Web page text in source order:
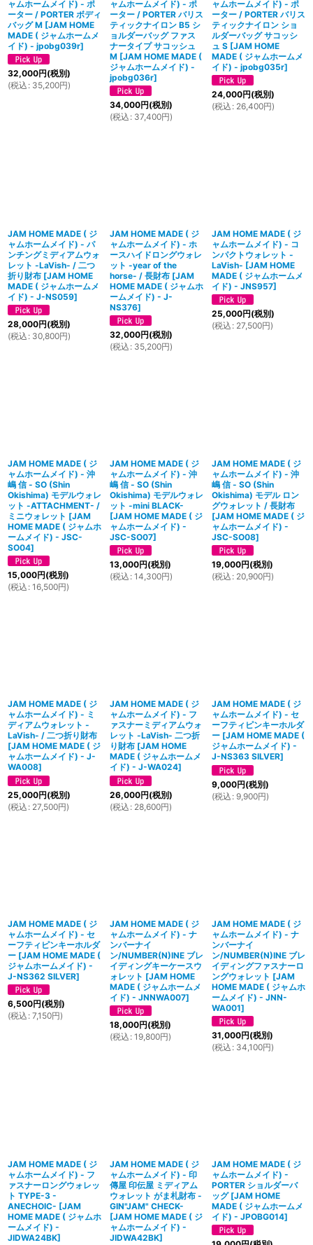
ャムホームメイド) - ポ
ーター / PORTER ボディ
バッグ M [JAM HOME
MADE ( ジャムホームメ
イド) - jpobg039r]
32,000円(税別)
(税込 : 35,200円)
ャムホームメイド) - ポ
ーター / PORTER バリス
ティックナイロン B5 シ
ョルダーバッグ ファス
ナータイプ サコッシュ
M [JAM HOME MADE (
ジャムホームメイド) -
jpobg036r]
34,000円(税別)
(税込 : 37,400円)
ャムホームメイド) - ポ
ーター / PORTER バリス
ティックナイロン ショ
ルダーバッグ サコッシ
ュ S [JAM HOME
MADE ( ジャムホームメ
イド) - jpobg035r]
24,000円(税別)
(税込 : 26,400円)
JAM HOME MADE ( ジ
ャムホームメイド) - パ
ンチングミディアムウォ
レット -LaVish- / 二つ
折り財布 [JAM HOME
MADE ( ジャムホームメ
イド) - J-NS059]
28,000円(税別)
(税込 : 30,800円)
JAM HOME MADE ( ジ
ャムホームメイド) - ホ
ースハイドロングウォレ
ット -year of the
horse- / 長財布 [JAM
HOME MADE ( ジャムホ
ームメイド) - J-
NS376]
32,000円(税別)
(税込 : 35,200円)
JAM HOME MADE ( ジ
ャムホームメイド) - コ
ンパクトウォレット -
LaVish- [JAM HOME
MADE ( ジャムホームメ
イド) - JNS957]
25,000円(税別)
(税込 : 27,500円)
JAM HOME MADE ( ジ
ャムホームメイド) - 沖
嶋 信 - SO (Shin
Okishima) モデルウォレ
ット -ATTACHMENT- /
ミニウォレット [JAM
HOME MADE ( ジャムホ
ームメイド) - JSC-
SO04]
15,000円(税別)
(税込 : 16,500円)
JAM HOME MADE ( ジ
ャムホームメイド) - 沖
嶋 信 - SO (Shin
Okishima) モデルウォレ
ット -mini BLACK-
[JAM HOME MADE ( ジ
ャムホームメイド) -
JSC-SO07]
13,000円(税別)
(税込 : 14,300円)
JAM HOME MADE ( ジ
ャムホームメイド) - 沖
嶋 信 - SO (Shin
Okishima) モデル ロン
グウォレット / 長財布
[JAM HOME MADE ( ジ
ャムホームメイド) -
JSC-SO08]
19,000円(税別)
(税込 : 20,900円)
JAM HOME MADE ( ジ
ャムホームメイド) - ミ
ディアムウォレット -
LaVish- / 二つ折り財布
[JAM HOME MADE ( ジ
ャムホームメイド) - J-
WA008]
25,000円(税別)
(税込 : 27,500円)
JAM HOME MADE ( ジ
ャムホームメイド) - フ
ァスナーミディアムウォ
レット -LaVish- 二つ折
り財布 [JAM HOME
MADE ( ジャムホームメ
イド) - J-WA024]
26,000円(税別)
(税込 : 28,600円)
JAM HOME MADE ( ジ
ャムホームメイド) - セ
ーフティピンキーホルダ
ー [JAM HOME MADE (
ジャムホームメイド) -
J-NS363 SILVER]
9,000円(税別)
(税込 : 9,900円)
JAM HOME MADE ( ジ
ャムホームメイド) - セ
ーフティピンキーホルダ
ー [JAM HOME MADE (
ジャムホームメイド) -
J-NS362 SILVER]
6,500円(税別)
(税込 : 7,150円)
JAM HOME MADE ( ジ
ャムホームメイド) - ナ
ンバーナイ
ン/NUMBER(N)INE ブレ
イディングキーケースウ
ォレット [JAM HOME
MADE ( ジャムホームメ
イド) - JNNWA007]
18,000円(税別)
(税込 : 19,800円)
JAM HOME MADE ( ジ
ャムホームメイド) - ナ
ンバーナイ
ン/NUMBER(N)INE ブレ
イディングファスナーロ
ングウォレット [JAM
HOME MADE ( ジャムホ
ームメイド) - JNN-
WA001]
31,000円(税別)
(税込 : 34,100円)
JAM HOME MADE ( ジ
ャムホームメイド) - フ
ァスナーロングウォレッ
ト TYPE-3 -
ANECHOIC- [JAM
HOME MADE ( ジャムホ
ームメイド) -
JIDWA24BK]
JAM HOME MADE ( ジ
ャムホームメイド) - 印
傳屋 印伝屋 ミディアム
ウォレット がま札財布 -
GIN"JAM" CHECK-
[JAM HOME MADE ( ジ
ャムホームメイド) -
JIDWA42BK]
JAM HOME MADE ( ジ
ャムホームメイド) -
PORTER ショルダーバ
ッグ [JAM HOME
MADE ( ジャムホームメ
イド) - JPOBG014]